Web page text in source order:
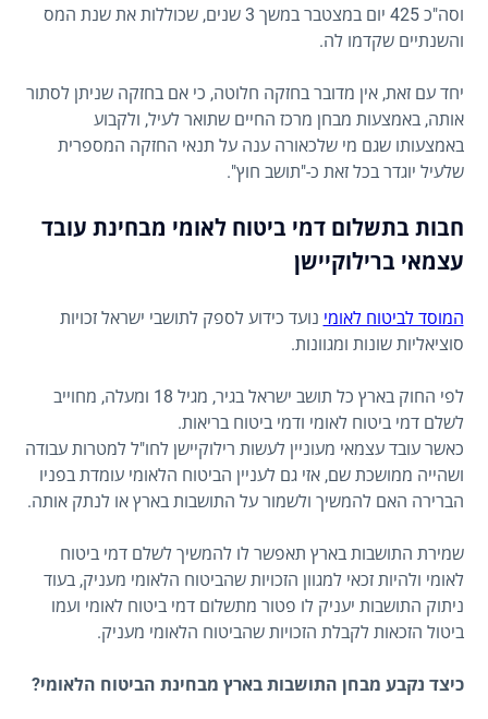
וסה"כ 425 יום במצטבר במשך 3 שנים, שכוללות את שנת המס
והשנתיים שקדמו לה.
יחד עם זאת, אין מדובר בחזקה חלוטה, כי אם בחזקה שניתן לסתור
אותה, באמצעות מבחן מרכז החיים שתואר לעיל, ולקבוע
באמצעותו שגם מי שלכאורה ענה על תנאי החזקה המספרית
שלעיל יוגדר בכל זאת כ-"תושב חוץ".
חבות בתשלום דמי ביטוח לאומי מבחינת עובד
עצמאי ברילוקיישן
המוסד לביטוח לאומי נועד כידוע לספק לתושבי ישראל זכויות
סוציאליות שונות ומגוונות.
לפי החוק בארץ כל תושב ישראל בגיר, מגיל 18 ומעלה, מחוייב
לשלם דמי ביטוח לאומי ודמי ביטוח בריאות.
כאשר עובד עצמאי מעוניין לעשות רילוקיישן לחו"ל למטרות עבודה
ושהייה ממושכת שם, אזי גם לעניין הביטוח הלאומי עומדת בפניו
הברירה האם להמשיך ולשמור על התושבות בארץ או לנתק אותה.
שמירת התושבות בארץ תאפשר לו להמשיך לשלם דמי ביטוח
לאומי ולהיות זכאי למגוון הזכויות שהביטוח הלאומי מעניק, בעוד
ניתוק התושבות יעניק לו פטור מתשלום דמי ביטוח לאומי ועמו
ביטול הזכאות לקבלת הזכויות שהביטוח הלאומי מעניק.
כיצד נקבע מבחן התושבות בארץ מבחינת הביטוח הלאומי?